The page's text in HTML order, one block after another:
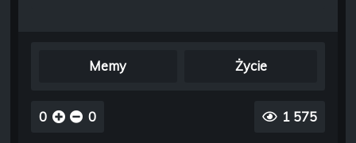
Memy Życie
0 0 1 575